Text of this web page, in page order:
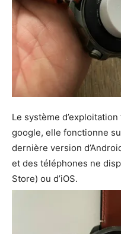
Le système
google, elle fonctionne
dernière version
et des téléphones ne
Store) ou d’iOS.